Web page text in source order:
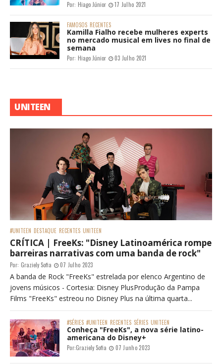
Por: Hiago Júnior 17 Julho 2021
FAMOSOS RECENTES
Kamilla Fialho recebe mulheres experts
no mercado musical em lives no final de
semana
Por: Hiago Júnior 03 Julho 2021
UNITEEN
#UNITEEN DESTAQUE RECENTES UNITEEN
CRÍTICA | FreeKs: "Disney Latinoamérica rompe
barreiras narrativas com uma banda de rock"
Por: Graziely Sofia 07 Julho 2023
A banda de Rock "FreeKs" estrelada por elenco Argentino de
jovens músicos - Cortesia: Disney PlusProdução da Pampa
Films "FreeKs" estreou no Disney Plus na última quarta...
#SÉRIES #UNITEEN RECENTES SÉRIES UNITEEN
Conheça "FreeKs", a nova série latino-
americana do Disney+
Por:Graziely Sofia 07 Junho 2023